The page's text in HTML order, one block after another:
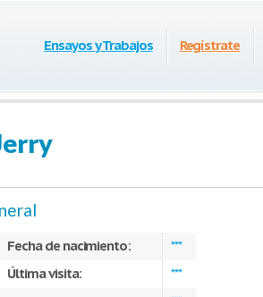
Ensayos y Trabajos Regístrate
Fecha de nacimiento: ***
Última visita: ***